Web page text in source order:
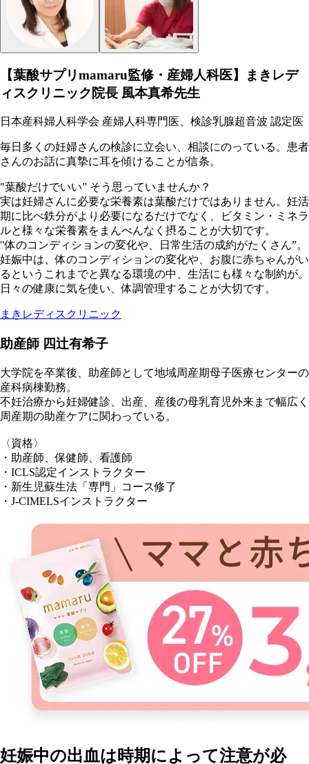
【葉酸サプリmamaru監修・産婦人科医】まきレデ
ィスクリニック院長 風本真希先生
日本産科婦人科学会 産婦人科専門医、検診乳腺超音波 認定医
毎日多くの妊婦さんの検診に立会い、相談にのっている。患者
さんのお話に真摯に耳を傾けることが信条。
"葉酸だけでいい” そう思っていませんか？
実は妊婦さんに必要な栄養素は葉酸だけではありません。妊活
期に比べ鉄分がより必要になるだけでなく、ビタミン・ミネラ
ルと様々な栄養素をまんべんなく摂ることが大切です。
"体のコンディションの変化や、日常生活の成約がたくさん”。
妊娠中は、体のコンディションの変化や、お腹に赤ちゃんがい
るというこれまでと異なる環境の中、生活にも様々な制約が。
日々の健康に気を使い、体調管理することが大切です。
まきレディスクリニック
助産師 四辻有希子
大学院を卒業後、助産師として地域周産期母子医療センターの
産科病棟勤務。
不妊治療から妊婦健診、出産、産後の母乳育児外来まで幅広く
周産期の助産ケアに関わっている。
〈資格〉
・助産師、保健師、看護師
・ICLS認定インストラクター
・新生児蘇生法「専門」コース修了
・J-CIMELSインストラクター
妊娠中の出血は時期によって注意が必